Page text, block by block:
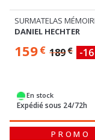
DANIEL HECHTER
159€ 189€ -16
En stock
Expédié sous 24/72h
PROMO